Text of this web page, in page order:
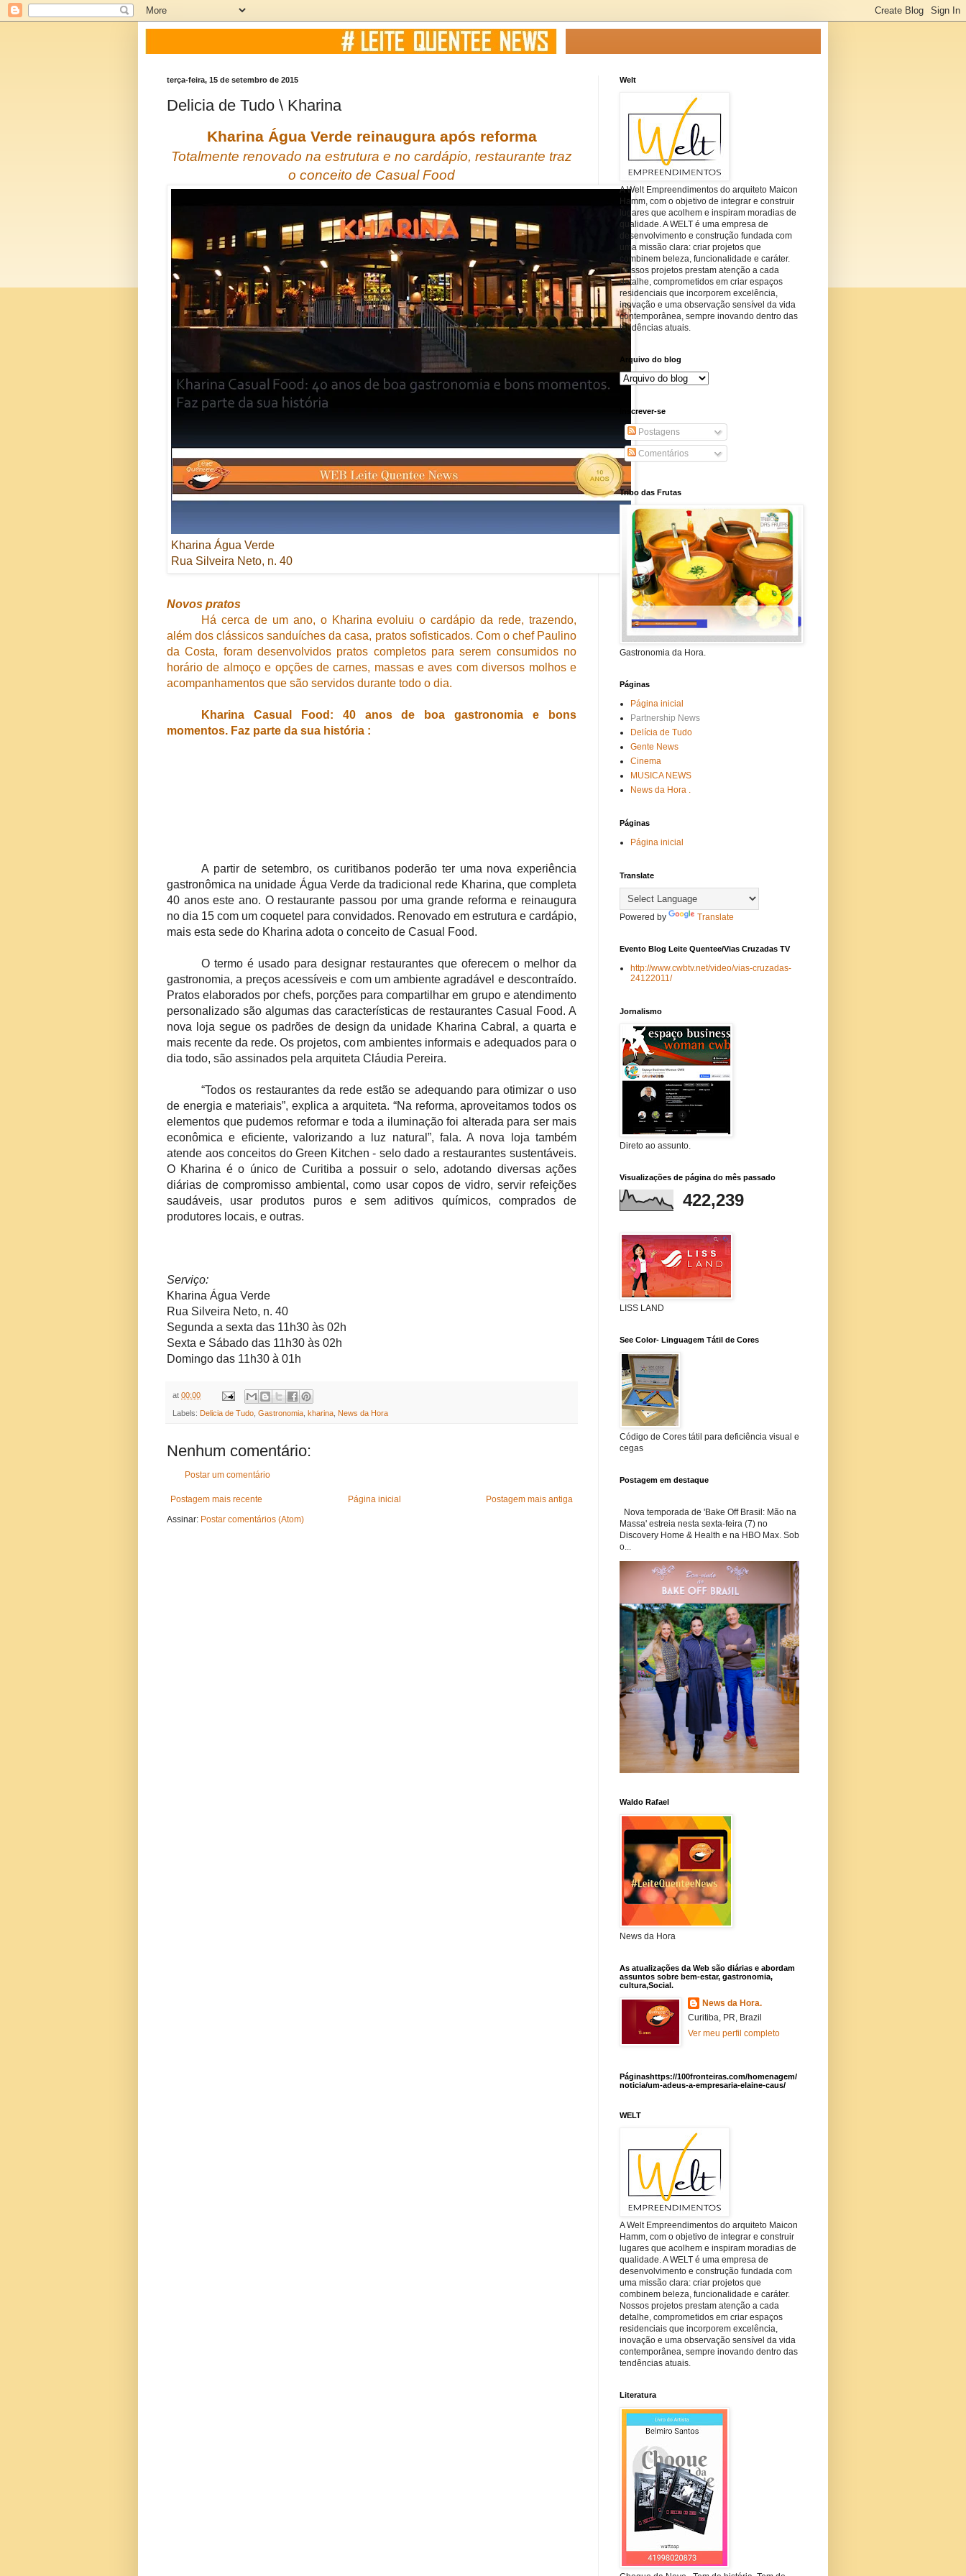
terça-feira, 15 de setembro de 2015
Delicia de Tudo \ Kharina
Kharina Água Verde reinaugura após reforma
Totalmente renovado na estrutura e no cardápio, restaurante traz
o conceito de Casual Food
Kharina Água Verde
Rua Silveira Neto, n. 40
Novos pratos
Há cerca de um ano, o Kharina evoluiu o cardápio da rede, trazendo,
além dos clássicos sanduíches da casa, pratos sofisticados. Com o chef Paulino
da Costa, foram desenvolvidos pratos completos para serem consumidos no
horário de almoço e opções de carnes, massas e aves com diversos molhos e
acompanhamentos que são servidos durante todo o dia.
Kharina Casual Food: 40 anos de boa gastronomia e bons
momentos. Faz parte da sua história :
A partir de setembro, os curitibanos poderão ter uma nova experiência
gastronômica na unidade Água Verde da tradicional rede Kharina, que completa
40 anos este ano. O restaurante passou por uma grande reforma e reinaugura
no dia 15 com um coquetel para convidados. Renovado em estrutura e cardápio,
mais esta sede do Kharina adota o conceito de Casual Food.
O termo é usado para designar restaurantes que oferecem o melhor da
gastronomia, a preços acessíveis e com um ambiente agradável e descontraído.
Pratos elaborados por chefs, porções para compartilhar em grupo e atendimento
personalizado são algumas das características de restaurantes Casual Food. A
nova loja segue os padrões de design da unidade Kharina Cabral, a quarta e
mais recente da rede. Os projetos, com ambientes informais e adequados para o
dia todo, são assinados pela arquiteta Cláudia Pereira.
“Todos os restaurantes da rede estão se adequando para otimizar o uso
de energia e materiais”, explica a arquiteta. “Na reforma, aproveitamos todos os
elementos que pudemos reformar e toda a iluminação foi alterada para ser mais
econômica e eficiente, valorizando a luz natural”, fala. A nova loja também
atende aos conceitos do Green Kitchen - selo dado a restaurantes sustentáveis.
O Kharina é o único de Curitiba a possuir o selo, adotando diversas ações
diárias de compromisso ambiental, como usar copos de vidro, servir refeições
saudáveis, usar produtos puros e sem aditivos químicos, comprados de
produtores locais, e outras.
Serviço:
Kharina Água Verde
Rua Silveira Neto, n. 40
Segunda a sexta das 11h30 às 02h
Sexta e Sábado das 11h30 às 02h
Domingo das 11h30 à 01h
at 00:00
Labels: Delicia de Tudo Gastronomia kharina News da Hora
Nenhum comentário:
Postar um comentário
Postagem mais recente Postagem mais antiga
Página inicial
Assinar: Postar comentários (Atom)
Welt
A Welt Empreendimentos do arquiteto Maicon
Hamm, com o objetivo de integrar e construir
lugares que acolhem e inspiram moradias de
qualidade. A WELT é uma empresa de
desenvolvimento e construção fundada com
uma missão clara: criar projetos que
combinem beleza, funcionalidade e caráter.
Nossos projetos prestam atenção a cada
detalhe, comprometidos em criar espaços
residenciais que incorporem excelência,
inovação e uma observação sensível da vida
contemporânea, sempre inovando dentro das
tendências atuais.
Arquivo do blog
Inscrever-se
Postagens
Comentários
Tribo das Frutas
Gastronomia da Hora.
Páginas
Página inicial
Partnership News
Delícia de Tudo
Gente News
Cinema
MUSICA NEWS
News da Hora .
Páginas
Página inicial
Translate
Powered by Translate
Evento Blog Leite Quentee/Vias Cruzadas TV
http://www.cwbtv.net/video/vias-cruzadas-
24122011/
Jornalismo
Direto ao assunto.
Visualizações de página do mês passado
422,239
LISS LAND
See Color- Linguagem Tátil de Cores
Código de Cores tátil para deficiência visual e
cegas
Postagem em destaque
Nova temporada de 'Bake Off Brasil: Mão na
Massa' estreia nesta sexta-feira (7) no
Discovery Home & Health e na HBO Max. Sob
o...
Waldo Rafael
News da Hora
As atualizações da Web são diárias e abordam
assuntos sobre bem-estar, gastronomia,
cultura,Social.
News da Hora.
Curitiba, PR, Brazil
Ver meu perfil completo
Páginashttps://100fronteiras.com/homenagem/
noticia/um-adeus-a-empresaria-elaine-caus/
WELT
A Welt Empreendimentos do arquiteto Maicon
Hamm, com o objetivo de integrar e construir
lugares que acolhem e inspiram moradias de
qualidade. A WELT é uma empresa de
desenvolvimento e construção fundada com
uma missão clara: criar projetos que
combinem beleza, funcionalidade e caráter.
Nossos projetos prestam atenção a cada
detalhe, comprometidos em criar espaços
residenciais que incorporem excelência,
inovação e uma observação sensível da vida
contemporânea, sempre inovando dentro das
tendências atuais.
Literatura